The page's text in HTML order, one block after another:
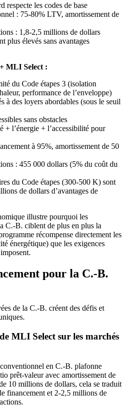
respecte les codes de base
: 75-80% LTV, amortissement de
: 1,8-2,5 millions de dollars
plus élevés sans avantages
MLI Select :
du Code étapes 3 (isolation
performance de l’enveloppe)
à des loyers abordables (sous le seuil
sans obstacles
+ l’énergie + l’accessibilité pour
à 95%, amortissement de 50
: 455 000 dollars (5% du coût du
du Code étapes (300-500 K) sont
de dollars d’avantages de
illustre pourquoi les
C.-B. ciblent de plus en plus la
récompense directement les
énergétique) que les exigences
pour la C.-B.
de la C.-B. créent des défis et
MLI Select sur les marchés
en C.-B. plafonne
prêt-valeur avec amortissement de
10 millions de dollars, cela se traduit
financement et 2-2,5 millions de